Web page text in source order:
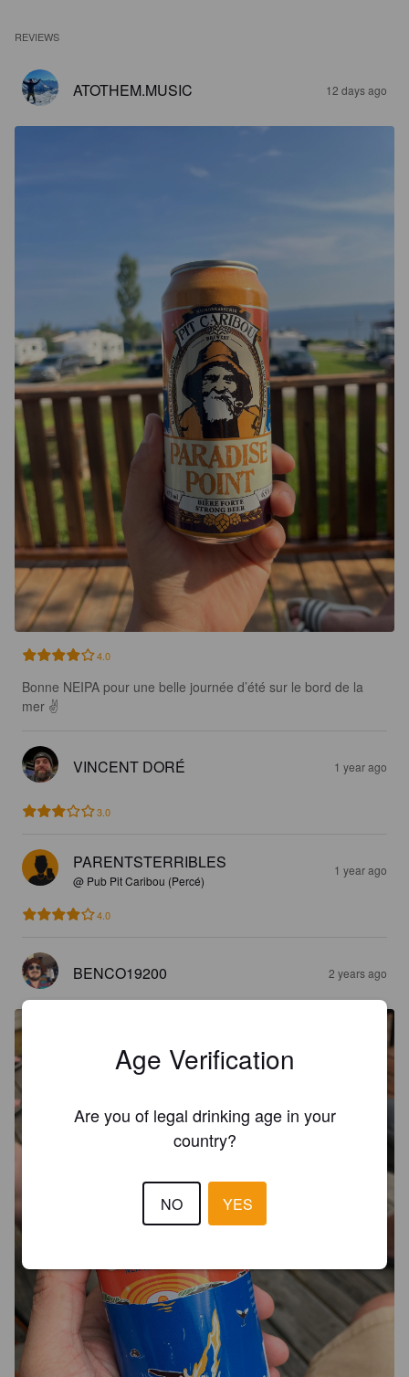
REVIEWS
ATOTHEM.MUSIC 12 days ago
4.0
Bonne NEIPA pour une belle journée d’été sur le bord de la
mer ✌️
VINCENT DORÉ 1 year ago
3.0
PARENTSTERRIBLES
@ Pub Pit Caribou (Percé)
1 year ago
4.0
BENCO19200 2 years ago
Age Verification
Are you of legal drinking age in your
country?
NO YES